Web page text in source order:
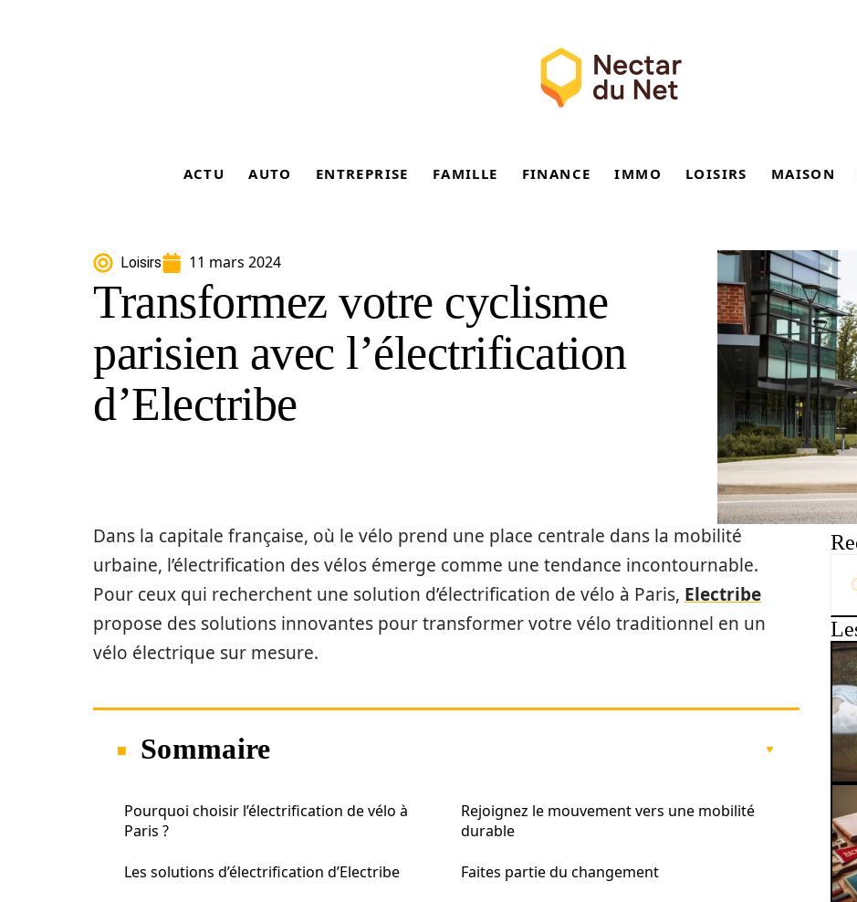
ACTU AUTO ENTREPRISE FAMILLE FINANCE IMMO LOISIRS MAISON
Loisirs 11 mars 2024
Transformez votre cyclisme
parisien avec l’électrification
d’Electribe
Dans la capitale française, où le vélo prend une place centrale dans la mobilité
urbaine, l’électrification des vélos émerge comme une tendance incontournable.
Pour ceux qui recherchent une solution d’électrification de vélo à Paris, Electribe
propose des solutions innovantes pour transformer votre vélo traditionnel en un
vélo électrique sur mesure.
Sommaire
Pourquoi choisir l’électrification de vélo à
Paris ?
Les solutions d’électrification d’Electribe
Rejoignez le mouvement vers une mobilité
durable
Faites partie du changement